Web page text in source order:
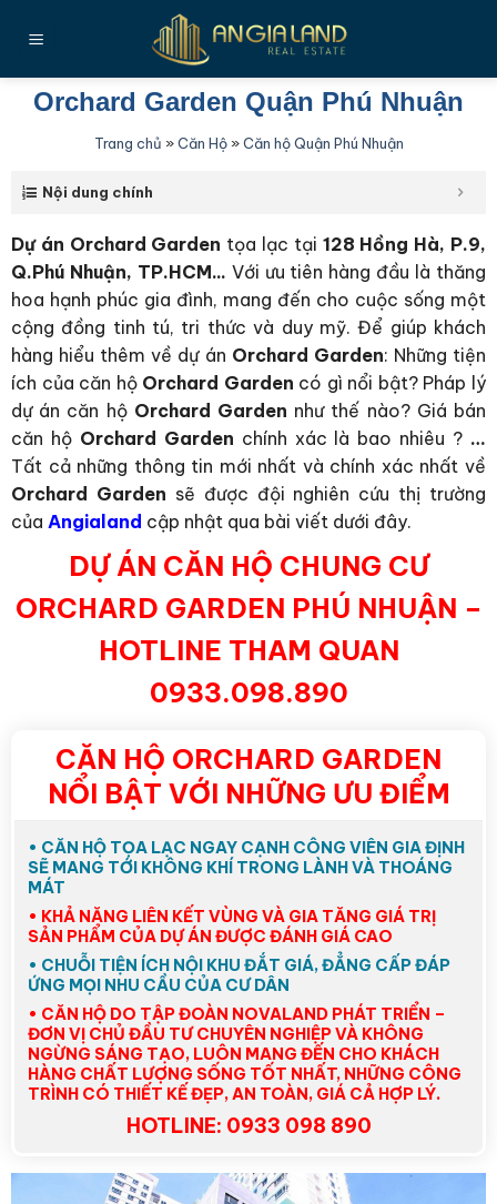
qua
dungOrchard Garden Quận Phú Nhuận
Trang chủ »Căn Hộ»Căn hộ Quận Phú Nhuận
Nội dung chính
Dự án Orchard Garden tọa lạc tại 128 Hồng Hà, P.9,
Q.Phú Nhuận, TP.HCM... Với ưu tiên hàng đầu là thăng
hoa hạnh phúc gia đình, mang đến cho cuộc sống một
cộng đồng tinh tú, tri thức và duy mỹ. Để giúp khách
hàng hiểu thêm về dự án Orchard Garden: Những tiện
ích của căn hộOrchard Garden có gì nổi bật? Pháp lý
dự án căn hộOrchard Garden như thế nào? Giá bán
căn hộOrchard Garden chính xác là bao nhiêu ? …
Tất cả những thông tin mới nhất và chính xác nhất về
Orchard Garden sẽ được đội nghiên cứu thị trường
của Angialand cập nhật qua bài viết dưới đây.
DỰ ÁN CĂN HỘ CHUNG CƯ
ORCHARD GARDEN PHÚ NHUẬN –
HOTLINE THAM QUAN
0933.098.890
CĂN HỘ ORCHARD GARDEN
NỔI BẬT VỚI NHỮNG ƯU ĐIỂM
• CĂN HỘ TỌA LẠC NGAY CẠNH CÔNG VIÊN GIA ĐỊNH
SẼ MANG TỚI KHÔNG KHÍ TRONG LÀNH VÀ THOÁNG
MÁT
• KHẢ NĂNG LIÊN KẾT VÙNG VÀ GIA TĂNG GIÁ TRỊ
SẢN PHẨM CỦA DỰ ÁN ĐƯỢC ĐÁNH GIÁ CAO
• CHUỖI TIỆN ÍCH NỘI KHU ĐẮT GIÁ, ĐẲNG CẤP ĐÁP
ỨNG MỌI NHU CẦU CỦA CƯ DÂN
• CĂN HỘ DO TẬP ĐOÀN NOVALAND PHÁT TRIỂN –
ĐƠN VỊ CHỦ ĐẦU TƯ CHUYÊN NGHIỆP VÀ KHÔNG
NGỪNG SÁNG TẠO, LUÔN MANG ĐẾN CHO KHÁCH
HÀNG CHẤT LƯỢNG SỐNG TỐT NHẤT, NHỮNG CÔNG
TRÌNH CÓ THIẾT KẾ ĐẸP, AN TOÀN, GIÁ CẢ HỢP LÝ.
HOTLINE: 0933 098 890